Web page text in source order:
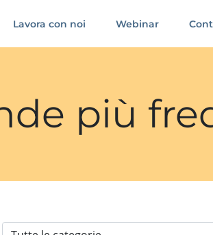
Lavora con noi Webinar
più